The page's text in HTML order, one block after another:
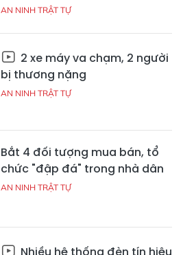
AN NINH TRẬT TỰ
2 xe máy va chạm, 2 người
bị thương nặng
AN NINH TRẬT TỰ
Bắt 4 đối tượng mua bán, tổ
chức "đập đá" trong nhà dân
AN NINH TRẬT TỰ
Nhiều hệ thống đèn tín hiệu